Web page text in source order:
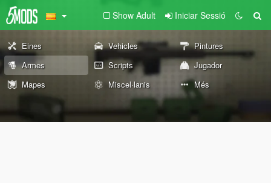
Show Adult Iniciar Sessió
Eines Vehicles
Pintures
Armes
Scripts
Jugador
Mapes
Miscel·lanis Més